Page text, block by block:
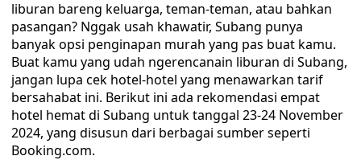
liburan bareng keluarga, teman-teman, atau bahkan
pasangan? Nggak usah khawatir, Subang punya
banyak opsi penginapan murah yang pas buat kamu.
Buat kamu yang udah ngerencanain liburan di Subang,
jangan lupa cek hotel-hotel yang menawarkan tarif
bersahabat ini. Berikut ini ada rekomendasi empat
hotel hemat di Subang untuk tanggal 23-24 November
2024, yang disusun dari berbagai sumber seperti
Booking.com.